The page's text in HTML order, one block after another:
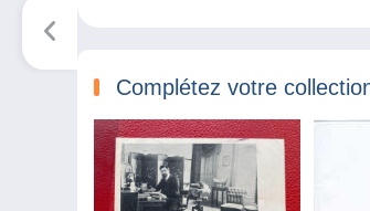
Complétez votre